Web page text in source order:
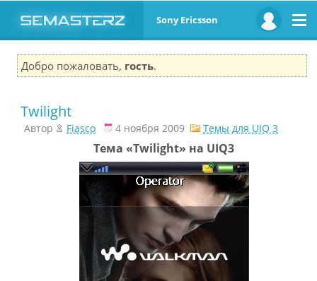
Sony Ericsson
Добро пожаловать, гость.
Twilight
Автор Fiasco 4 ноября 2009 Темы для UIQ 3
Тема «Twilight» на UIQ3